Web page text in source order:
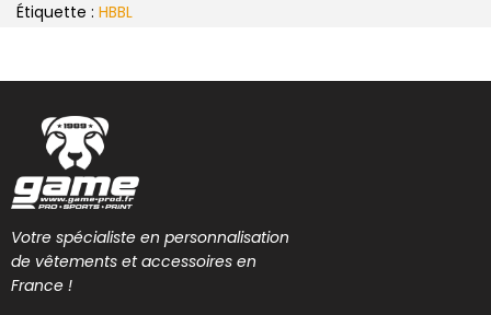
Étiquette : HBBL
Votre spécialiste en personnalisation
de vêtements et accessoires en
France !